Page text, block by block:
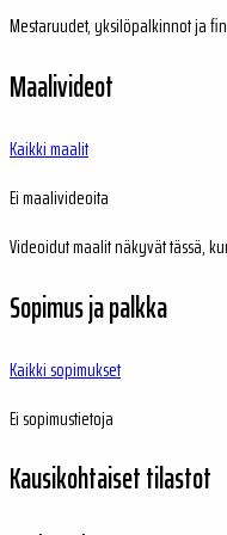
Mestaruudet, yksilöpalkinnot ja
Maalivideot
Kaikki maalit
Ei maalivideoita
Videoidut maalit näkyvät tässä,
Sopimus ja palkka
Kaikki sopimukset
Ei sopimustietoja
Kausikohtaiset tilastot